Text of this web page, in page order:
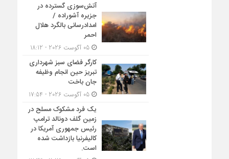
آتش‌سوزی گسترده در
جزیره آشوراده /
امدادرسانی بالگرد هلال
احمر
05 آگوست 2026 - 18:12
کارگر فضای سبز شهرداری
تبریز حین انجام وظیفه
جان باخت
05 آگوست 2026 - 17:54
یک فرد مشکوک مسلح در
زمین گلف دونالد ترامپ
رئیس جمهوری آمریکا در
کالیفرنیا بازداشت شده
است.